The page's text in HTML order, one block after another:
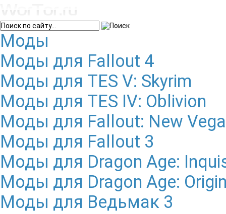
Моды
Моды для Fallout 4
Моды для TES V: Skyrim
Моды для TES IV: Oblivion
Моды для Fallout: New
Моды для Fallout 3
Моды для Dragon Age:
Моды для Dragon Age:
Моды для Ведьмак 3